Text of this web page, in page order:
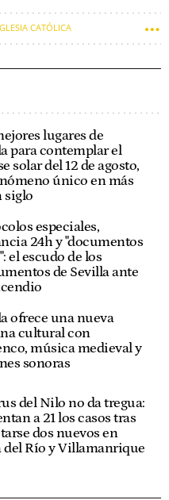
CATÓLICA
lugares de
para contemplar el
solar del 12 de agosto,
único en más
siglo
especiales,
24h y "documentos
el escudo de los
de Sevilla ante
ofrece una nueva
cultural con
música medieval y
sonoras
del Nilo no da tregua:
a 21 los casos tras
dos nuevos en
del Río y Villamanrique